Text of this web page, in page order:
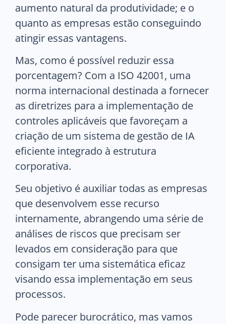
aumento natural da produtividade; e o
quanto as empresas estão conseguindo
atingir essas vantagens.
Mas, como é possível reduzir essa
porcentagem? Com a ISO 42001, uma
norma internacional destinada a fornecer
as diretrizes para a implementação de
controles aplicáveis que favoreçam a
criação de um sistema de gestão de IA
eficiente integrado à estrutura
corporativa.
Seu objetivo é auxiliar todas as empresas
que desenvolvem esse recurso
internamente, abrangendo uma série de
análises de riscos que precisam ser
levados em consideração para que
consigam ter uma sistemática eficaz
visando essa implementação em seus
processos.
Pode parecer burocrático, mas vamos